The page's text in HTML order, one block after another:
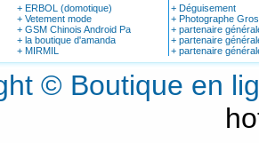
+ ERBOL (domotique)
+ Vetement mode
+ GSM Chinois Android Pa
+ la boutique d'amanda
+ MIRMIL
+ Déguisement
+ Photographe
+ partenaire
+ partenaire
+ partenaire
© Boutique en